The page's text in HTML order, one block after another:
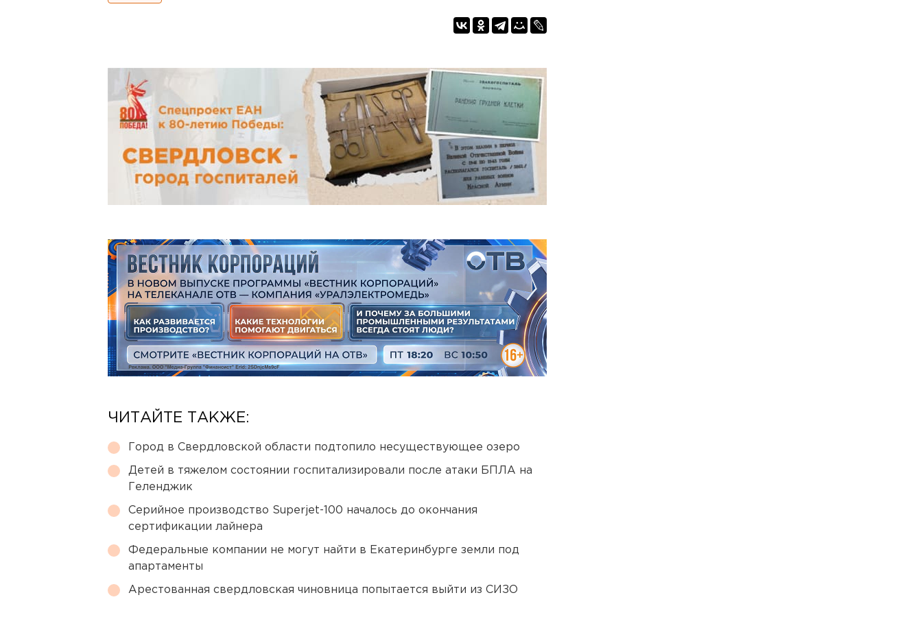
ЧИТАЙТЕ ТАКЖЕ:
Город в Свердловской области подтопило несуществующее озеро
Детей в тяжелом состоянии госпитализировали после атаки БПЛА на
Геленджик
Серийное производство Superjet-100 началось до окончания
сертификации лайнера
Федеральные компании не могут найти в Екатеринбурге земли под
апартаменты
Арестованная свердловская чиновница попытается выйти из СИЗО